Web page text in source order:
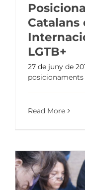
Catalans
LGTB+
27 de juny de
posicionaments
Read More